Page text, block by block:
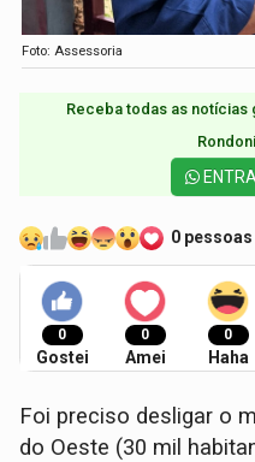
Foto: Assessoria
Receba todas as notícias
0
0
Gostei
0
Amei
0
Haha
Foi preciso desligar o
do Oeste (30 mil